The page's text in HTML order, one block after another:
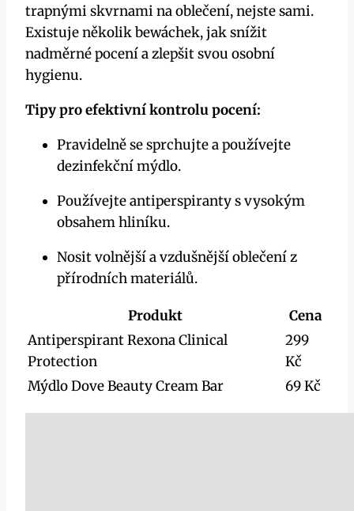
trapnými skvrnami na oblečení, nejste sami.
Existuje několik bewáchek, jak snížit
nadměrné pocení a zlepšit svou osobní
hygienu.
Tipy pro efektivní kontrolu pocení:
Pravidelně se sprchujte a používejte
dezinfekční mýdlo.
Používejte antiperspiranty s vysokým
obsahem hliníku.
Nosit volnější a vzdušnější oblečení z
přírodních materiálů.
Produkt
Cena
Antiperspirant Rexona Clinical
Protection
299
Kč
Mýdlo Dove Beauty Cream Bar
69 Kč